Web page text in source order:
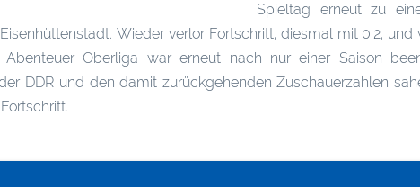
Spieltag erneut zu
Wieder verlor Fortschritt, diesmal mit 0:2,
Abenteuer Oberliga war erneut nach nur einer Saison
DDR und den damit zurückgehenden Zuschauerzahlen